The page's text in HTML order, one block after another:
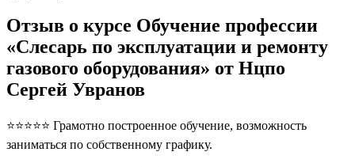
Отзыв о курсе Обучение профессии
«Слесарь по эксплуатации и ремонту
газового оборудования» от Нцпо
Сергей Увранов
⭐⭐⭐⭐⭐ Грамотно построенное обучение, возможность
заниматься по собственному графику.